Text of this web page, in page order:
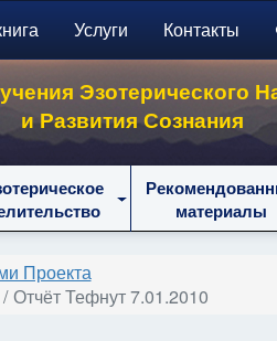
Услуги Контакты
Эзотерического
и Развития Сознания
материалы
Проекта
Отчёт Тефнут 7.01.2010